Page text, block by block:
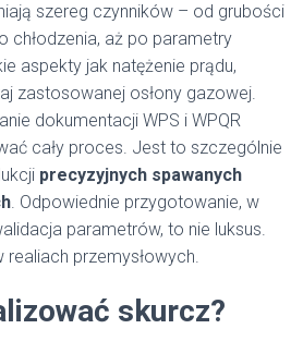
szereg czynników – od grubości
chłodzenia, aż po parametry
aspekty jak natężenie prądu,
zastosowanej osłony gazowej.
dokumentacji WPS i WPQR
cały proces. Jest to szczególnie
precyzyjnych spawanych
. Odpowiednie przygotowanie, w
parametrów, to nie luksus.
przemysłowych.
skurcz?